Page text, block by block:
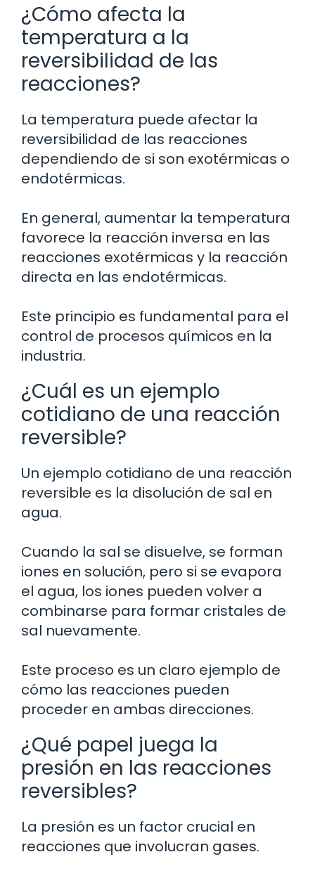
¿Cómo afecta la
temperatura a la
reversibilidad de las
reacciones?
La temperatura puede afectar la
reversibilidad de las reacciones
dependiendo de si son exotérmicas o
endotérmicas.
En general, aumentar la temperatura
favorece la reacción inversa en las
reacciones exotérmicas y la reacción
directa en las endotérmicas.
Este principio es fundamental para el
control de procesos químicos en la
industria.
¿Cuál es un ejemplo
cotidiano de una reacción
reversible?
Un ejemplo cotidiano de una reacción
reversible es la disolución de sal en
agua.
Cuando la sal se disuelve, se forman
iones en solución, pero si se evapora
el agua, los iones pueden volver a
combinarse para formar cristales de
sal nuevamente.
Este proceso es un claro ejemplo de
cómo las reacciones pueden
proceder en ambas direcciones.
¿Qué papel juega la
presión en las reacciones
reversibles?
La presión es un factor crucial en
reacciones que involucran gases.